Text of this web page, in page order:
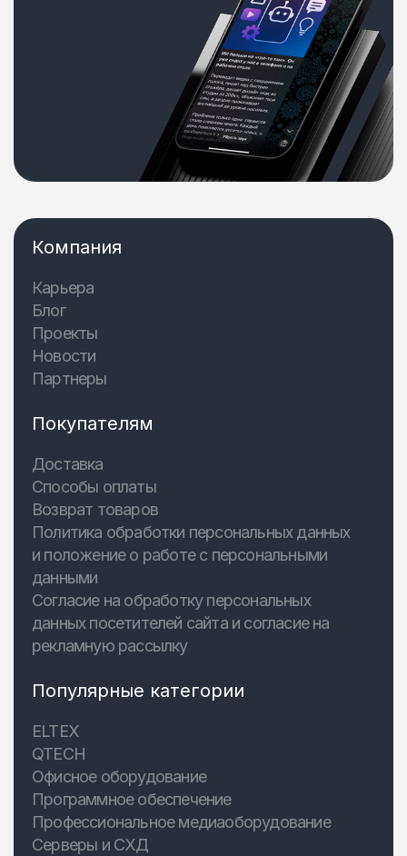
Компания
Карьера
Блог
Проекты
Новости
Партнеры
Покупателям
Доставка
Способы оплаты
Возврат товаров
Политика обработки персональных данных
и положение о работе с персональными
данными
Согласие на обработку персональных
данных посетителей сайта и согласие на
рекламную рассылку
Популярные категории
ELTEX
QTECH
Офисное оборудование
Программное обеспечение
Профессиональное медиаоборудование
Серверы и СХД